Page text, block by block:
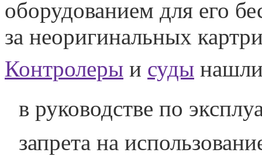
оборудованием для его
за неоригинальных
Контролеры и суды
в руководстве по
запрета на